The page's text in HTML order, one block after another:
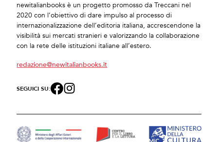
newitalianbooks è un progetto promosso da Treccani nel
2020 con l’obiettivo di dare impulso al processo di
internazionalizzazione dell’editoria italiana, accrescendone la
visibilità sui mercati stranieri e valorizzando la collaborazione
con la rete delle istituzioni italiane all’estero.
redazione@newitalianbooks.it
SEGUICI SU: